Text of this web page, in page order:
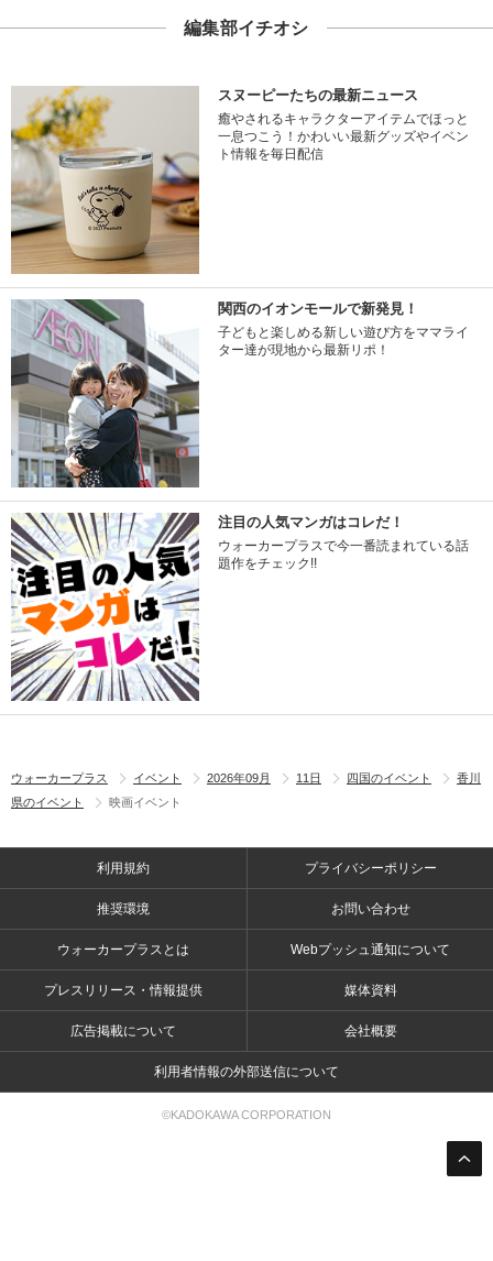
編集部イチオシ
スヌーピーたちの最新ニュース
癒やされるキャラクターアイテムでほっと
一息つこう！かわいい最新グッズやイベン
ト情報を毎日配信
関西のイオンモールで新発見！
子どもと楽しめる新しい遊び方をママライ
ター達が現地から最新リポ！
注目の人気マンガはコレだ！
ウォーカープラスで今一番読まれている話
題作をチェック!!
ウォーカープラス イベント 2026年09月 11日 四国のイベント
香川
県のイベント
映画イベント
利用規約 プライバシーポリシー
推奨環境 お問い合わせ
ウォーカープラスとは Webプッシュ通知について
プレスリリース・情報提供 媒体資料
広告掲載について 会社概要
利用者情報の外部送信について
©KADOKAWA CORPORATION